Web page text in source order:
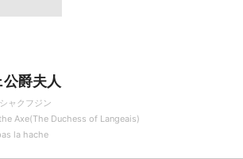
公爵夫人
ャクフジン
Axe(The Duchess of Langeais)
la hache